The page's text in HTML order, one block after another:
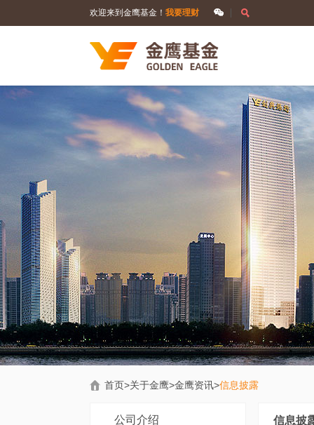
欢迎来到金鹰基金！ 我要理财
首页>关于金鹰>金鹰资讯>信息披露
公司介绍 信息披